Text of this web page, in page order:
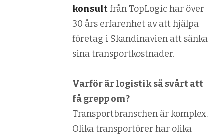
konsultfrån TopLogic har över
30 års erfarenhet av att hjälpa
företag i Skandinavien att sänka
sina transportkostnader.
Varför är logistik så svårt att
få grepp om?
Transportbranschen är komplex.
Olika transportörer har olika